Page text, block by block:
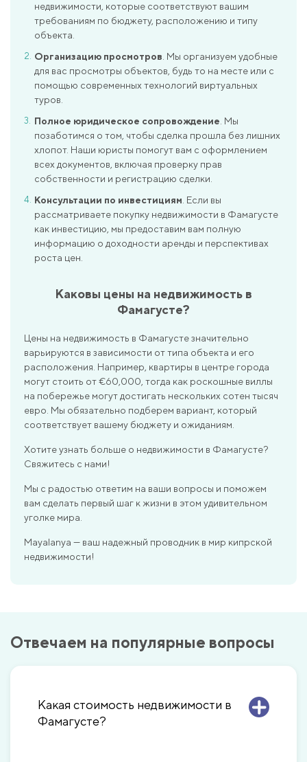
недвижимости, которые соответствуют вашим
требованиям по бюджету, расположению и типу
объекта.
Организацию просмотров. Мы организуем удобные
для вас просмотры объектов, будь то на месте или с
помощью современных технологий виртуальных
туров.
Полное юридическое сопровождение. Мы
позаботимся о том, чтобы сделка прошла без лишних
хлопот. Наши юристы помогут вам с оформлением
всех документов, включая проверку прав
собственности и регистрацию сделки.
Консультации по инвестициям. Если вы
рассматриваете покупку недвижимости в Фамагусте
как инвестицию, мы предоставим вам полную
информацию о доходности аренды и перспективах
роста цен.
Каковы цены на недвижимость в
Фамагусте?
Цены на недвижимость в Фамагусте значительно
варьируются в зависимости от типа объекта и его
расположения. Например, квартиры в центре города
могут стоить от €60,000, тогда как роскошные виллы
на побережье могут достигать нескольких сотен тысяч
евро. Мы обязательно подберем вариант, который
соответствует вашему бюджету и ожиданиям.
Хотите узнать больше о недвижимости в Фамагусте?
Свяжитесь с нами!
Мы с радостью ответим на ваши вопросы и поможем
вам сделать первый шаг к жизни в этом удивительном
уголке мира.
Mayalanya — ваш надежный проводник в мир кипрской
недвижимости!
Отвечаем на популярные вопросы
Какая стоимость недвижимости в
Фамагусте?